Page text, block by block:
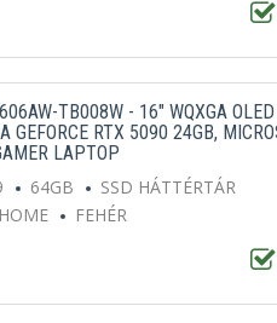
TB008W - 16" WQXGA OLED
RTX 5090 24GB,
LAPTOP
64GB
SSD HÁTTÉRTÁR
FEHÉR